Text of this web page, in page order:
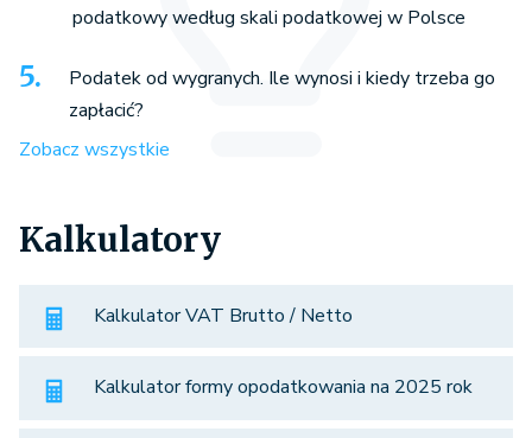
podatkowy według skali podatkowej w Polsce
Podatek od wygranych. Ile wynosi i kiedy trzeba go
zapłacić?
Zobacz wszystkie
Kalkulatory
Kalkulator VAT Brutto / Netto
Kalkulator formy opodatkowania na 2025 rok